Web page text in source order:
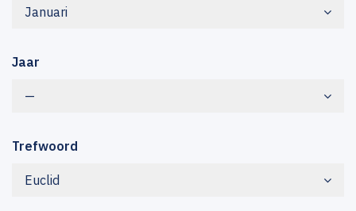
Januari
Jaar
—
Trefwoord
Euclid